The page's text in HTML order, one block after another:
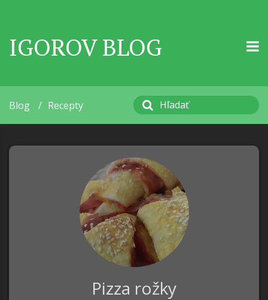
IGOROV BLOG
Blog / Recepty
Pizza rožky